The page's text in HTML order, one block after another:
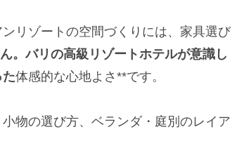
リゾートの空間づくりには、家具選び
。バリの高級リゾートホテルが意識し
体感的な心地よさ**です。
物の選び方、ベランダ・庭別のレイア